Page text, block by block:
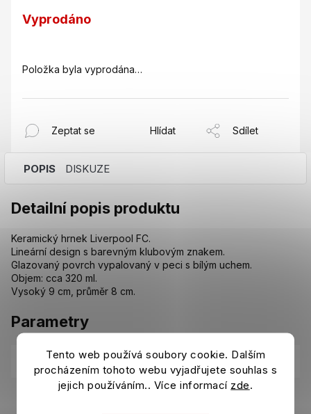
Tento web používá soubory cookie. Dalším
procházením tohoto webu vyjadřujete souhlas s
jejich používáním.. Více informací zde.
cena:
Vyprodáno
Položka byla vyprodána…
Zeptat se Hlídat Sdílet
POPIS DISKUZE
Detailní popis produktu
Keramický hrnek Liverpool FC.
Lineární design s barevným klubovým znakem.
Glazovaný povrch vypalovaný v peci s bílým uchem.
Objem: cca 320 ml.
Vysoký 9 cm, průměr 8 cm.
Parametry
Kategorie: Hrnky, sklenice a lahve Liverpool FC